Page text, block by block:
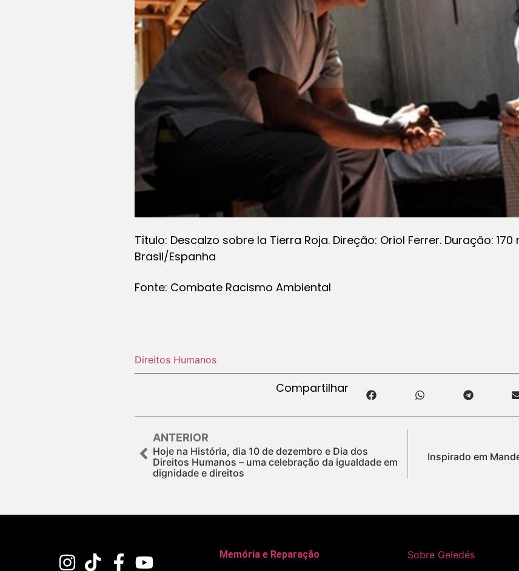
Título: Descalzo sobre la Tierra Roja. Direção: Oriol Ferrer. Duração: 170
Brasil/Espanha
Fonte: Combate Racismo Ambiental
Direitos Humanos
Compartilhar
ANTERIOR
Hoje na História, dia 10 de dezembro e Dia dos
Direitos Humanos – uma celebração da igualdade em
dignidade e direitos
Inspirado em
Memória e Reparação Sobre Geledés